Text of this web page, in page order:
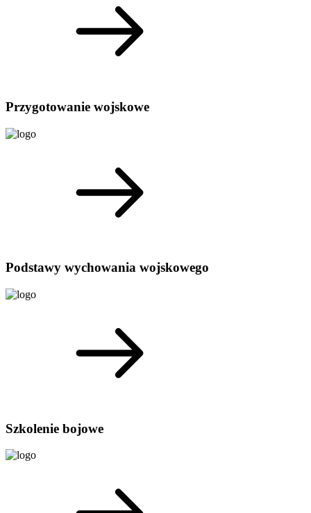
Przygotowanie wojskowe
Podstawy wychowania wojskowego
Szkolenie bojowe